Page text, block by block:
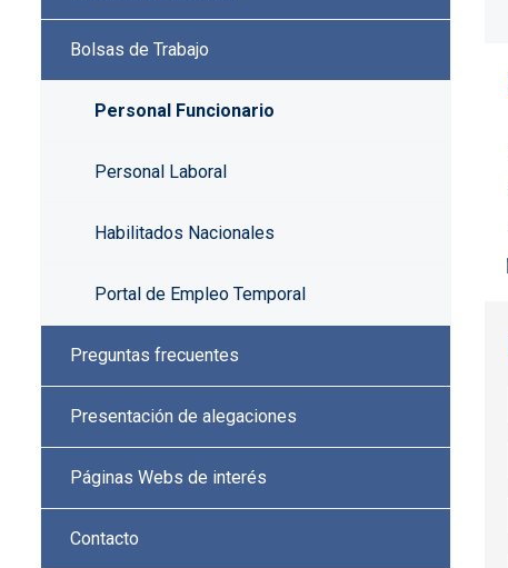
Bolsas de Trabajo
Personal Funcionario
Personal Laboral
Habilitados Nacionales
Portal de Empleo Temporal
Preguntas frecuentes
Presentación de alegaciones
Páginas Webs de interés
Contacto